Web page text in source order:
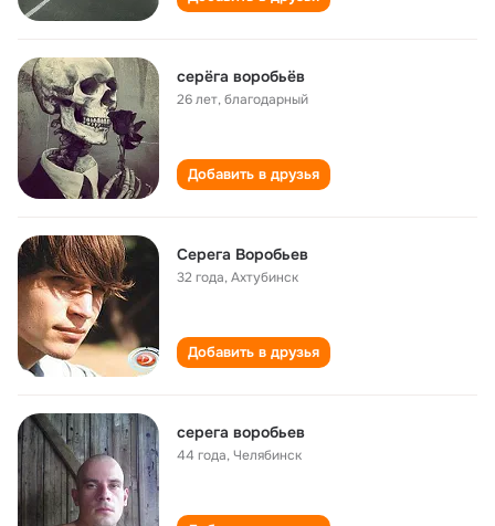
серёга воробьёв
26 лет,благодарный
Добавить в друзья
Серега Воробьев
32 года,Ахтубинск
Добавить в друзья
серега воробьев
44 года,Челябинск